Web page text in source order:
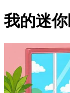
我的迷